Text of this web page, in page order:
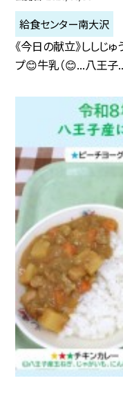
給食センター南大沢
《今日の献立》ししじ
プ😊牛乳（😊...八王子